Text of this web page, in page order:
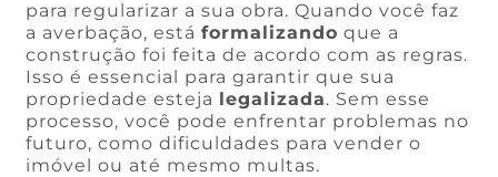
para regularizar a sua obra. Quando você faz
a averbação, estáformalizando que a
construção foi feita de acordo com as regras.
Isso é essencial para garantir que sua
propriedade esteja legalizada. Sem esse
processo, você pode enfrentar problemas no
futuro, como dificuldades para vender o
imóvel ou até mesmo multas.